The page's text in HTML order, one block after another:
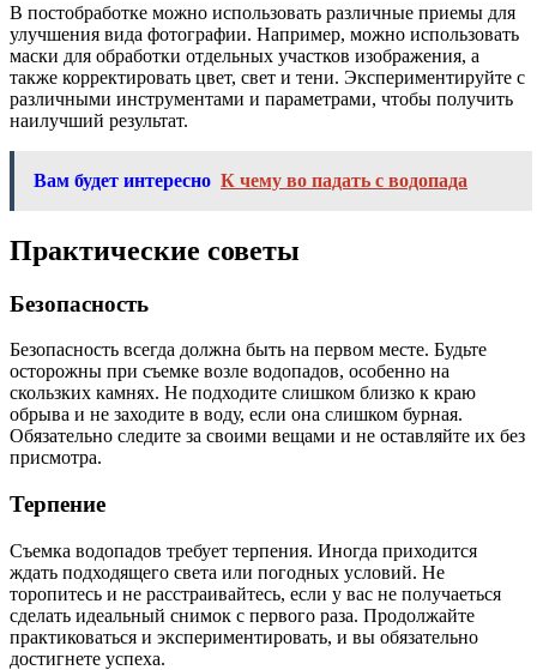
В постобработке можно использовать различные приемы для
улучшения вида фотографии. Например, можно использовать
маски для обработки отдельных участков изображения, а
также корректировать цвет, свет и тени. Экспериментируйте с
различными инструментами и параметрами, чтобы получить
наилучший результат.
Вам будет интересно К чему во падать с водопада
Практические советы
Безопасность
Безопасность всегда должна быть на первом месте. Будьте
осторожны при съемке возле водопадов, особенно на
скользких камнях. Не подходите слишком близко к краю
обрыва и не заходите в воду, если она слишком бурная.
Обязательно следите за своими вещами и не оставляйте их без
присмотра.
Терпение
Съемка водопадов требует терпения. Иногда приходится
ждать подходящего света или погодных условий. Не
торопитесь и не расстраивайтесь, если у вас не получаеться
сделать идеальный снимок с первого раза. Продолжайте
практиковаться и экспериментировать, и вы обязательно
достигнете успеха.